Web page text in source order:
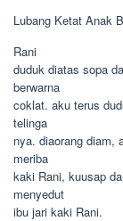
Lubang Ketat Anak
Rani
duduk diatas sopa
berwarna
coklat. aku terus
telinga
nya. diaorang diam,
meriba
kaki Rani, kuusap
menyedut
ibu jari kaki Rani.